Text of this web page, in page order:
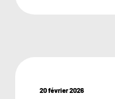
20 février 2026